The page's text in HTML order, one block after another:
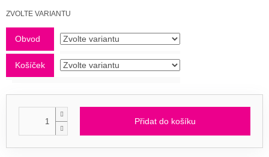
Měrná
ZVOLTE VARIANTU
Obvod
Košíček
Přidat do košíku